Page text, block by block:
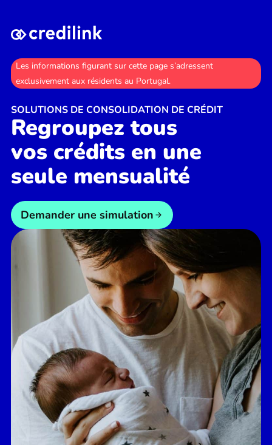
Les informations figurant sur cette page s’adressent
exclusivement aux résidents au Portugal.
SOLUTIONS DE CONSOLIDATION DE CRÉDIT
Regroupez tous
vos crédits en une
seule mensualité
Demander une simulation